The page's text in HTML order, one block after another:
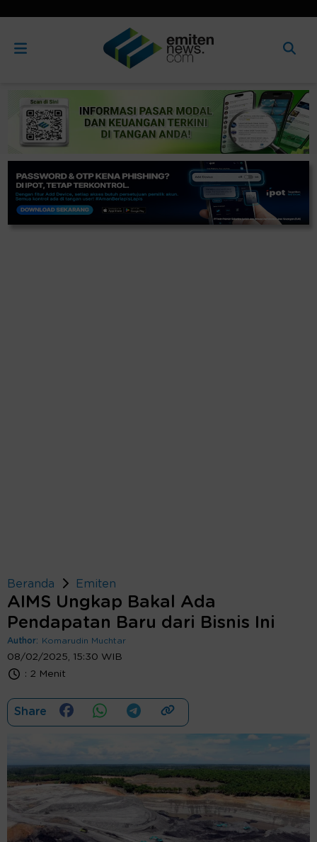
Beranda Emiten
AIMS Ungkap Bakal Ada
Pendapatan Baru dari Bisnis Ini
Author: Komarudin Muchtar
08/02/2025, 15:30 WIB
: 2 Menit
Share